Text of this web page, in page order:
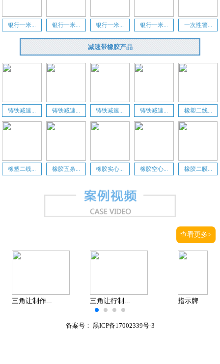
银行一米... 银行一米... 银行一米... 银行一米... 一次性警...
减速带橡胶产品
铸铁减速... 铸铁减速... 铸铁减速... 铸铁减速... 橡塑二线...
橡塑二线... 橡胶五条... 橡胶实心... 橡胶空心... 橡胶二膜...
查看更多>
三角让制作... 三角让行制... 指示牌
备案号： 黑ICP备17002339号-3